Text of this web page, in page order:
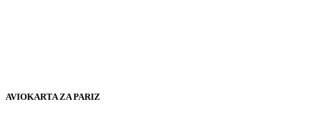
AVIOKARTA ZA PARIZ